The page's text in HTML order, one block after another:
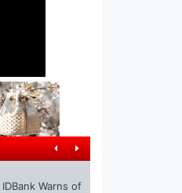
Warns of